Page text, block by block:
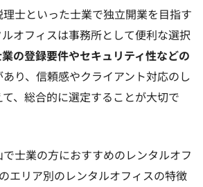
士といった士業で独立開業を目指す
オフィスは事務所として便利な選択
の登録要件やセキュリティ性などの
あり、信頼感やクライアント対応のし
、総合的に選定することが大切で
士業の方におすすめのレンタルオフ
エリア別のレンタルオフィスの特徴